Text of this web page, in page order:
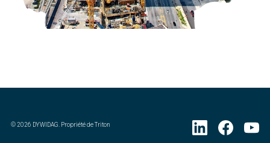
©2026 DYWIDAG. Propriété de Triton